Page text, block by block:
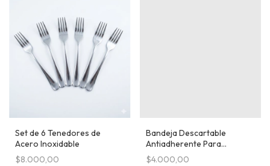
Set de 6 Tenedores de
Acero Inoxidable
$8.000,00
Bandeja Descartable
Antiadherente Para
Freidora de Aire Redonda
$4.000,00